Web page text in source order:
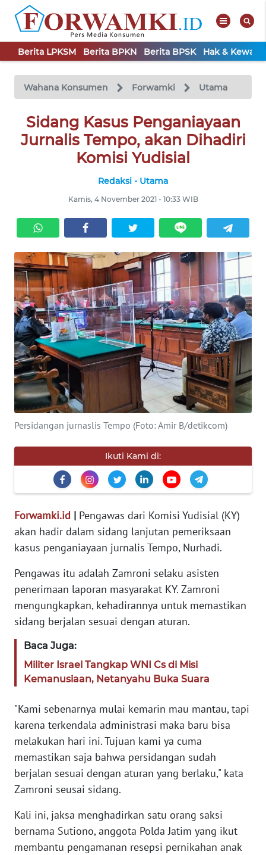
Berita LPKSM Berita BPKN Berita BPSK Hak &
Wahana Konsumen Forwamki Utama
Sidang Kasus Penganiayaan
Jurnalis Tempo, akan Dihadiri
Komisi Yudisial
Redaksi - Utama
Kamis, 4 November 2021 - 10:33 WIB
Persidangan jurnaslis Tempo (Foto: Amir B/detikcom)
Ikuti Kami di:
Forwamki.id | Pengawas dari Komisi Yudisial (KY)
akan hadir dalam sidang lanjutan pemeriksaan
kasus penganiayaan jurnalis Tempo, Nurhadi.
Pengawas itu adalah Zamroni selaku asisten
penerimaan laporan masyarakat KY. Zamroni
mengungkapkan, kehadirannya untuk memastikan
sidang berjalan sesuai dengan aturan.
Baca Juga:
Militer Israel Tangkap WNI Cs di Misi
Kemanusiaan, Netanyahu Buka Suara
"Kami sebenarnya mulai kemarin mau mantau, tapi
karena terkendala administrasi maka baru bisa
melakukan hari ini. Tujuan kami ya cuma
memastikan saja bahwa persidangan sudah
berjalan sesuai dengan aturan yang berlaku," kata
Zamroni seusai sidang.
Kali ini, jaksa menghadirkan satu orang saksi
bernama Sutiono, anggota Polda Jatim yang ikut
membantu pengamanan resepsi pernikahan anak
TV
Tutup
BERITA
LPKSM
BPSK
HAK &
KEWAJIBAN
KONSUMEN
WAHANA
ADVOKAT
OPINI
KONSUMEN
NET
WALINKI
Informasi
INDEKS
BERITA
KONTAK
INFO
IKLAN
TENTANG
KAMI
PEDOMAN
SIBER
REDAKSI
KARIR